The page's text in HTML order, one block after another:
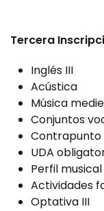
Tercera
Inglés III
Acústica
Música
Conjuntos
Contrapunto
UDA
Perfil musical
Actividades
Optativa III